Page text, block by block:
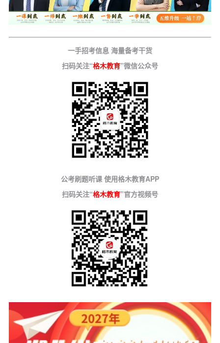
一手招考信息 海量备考干货
扫码关注“格木教育”微信公众号
公考刷题听课 使用格木教育APP
扫码关注“格木教育”官方视频号